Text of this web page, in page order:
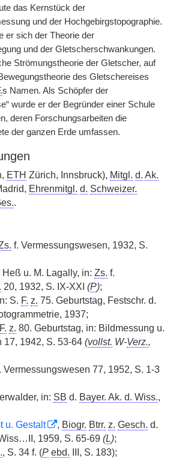
das Kernstück der
und der Hochgebirgstopographie.
er sich der Theorie der
und der Gletscherschwankungen.
Strömungstheorie der Gletscher, auf
des Gletschereises
s Namen. Als Schöpfer der
wurde er der Begründer einer Schule
deren Forschungsarbeiten die
der ganzen Erde umfassen.
ETH Zürich, Innsbruck), Mitgl. d. Ak.
Ehrenmitgl. d. Schweizer.
.
f. Vermessungswesen, 1932, S.
u. M. Lagally, in: Zs. f.
20, 1932, S. IX-XXI (P);
S. F. z. 75. Geburtstag, Festschr. d.
1937;
F. z. 80. Geburtstag, in: Bildmessung u.
17, 1942, S. 53-64 (vollst. W-Verz.,
Vermessungswesen 77, 1952, S. 1-3
in: SB d. Bayer. Ak. d. Wiss.,
u. Gestalt , Biogr. Btrr. z. Gesch. d.
1959, S. 65-69 (L);
, S. 34 f. (P ebd. III, S. 183);